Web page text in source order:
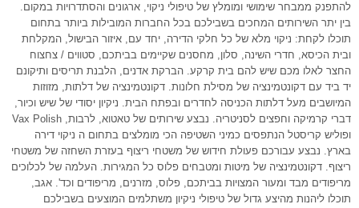
להתפנק ממבחר שימושי ומומלץ של טיפולי ניקוי, ארגונים והסתדרויות במקום.
בין יתר השירותים המחכים בשבילכם בכל החברות המובילות ביותר בתחום
תוכלו לקחת: ניקוי מלא של כל חלקי הדירה, יחד עם, איזור הבישול, המקלחת
ובית הכיסא, חדרי השינה, סלון, מחסנים שקיימים בביתכם, סטווים / צחצוח
החצר לאלו מכם שיש להם בית קרקע. הברקת אדנים, הלבנת תריסים ותיקונם
יד ביד עם דקונטמינציה של מסילת חלונות. דקונטמינציה של דלתות, מזוזות
המיושבים מעל דלתות הכניסה לחדרים ובפתח הבית. ניקיון יסודי של שיש וכיור,
דברי קרמיקה וחפצים לסניטריה. נבצע שירותים של טאטוא, לרבות, Vax Polish
ופוליש קריסטל הנתפסים כמיני השטיפה הכי מומלצים בתחום ה ניקוי דירה
בארץ. נבצע עבורכם פעולת חידוש של משטחי ריצוף בעזרת השחזה של משטחי
ריצוף. דקונטמינציה של מיטות ומטבחים פלוס כל המגירות. העלמה של לכלוכים
מריפודים מבד ומעור המצויות בביתכם, פלוס, מזרנים, מריפודים וכד'. אגב,
תוכלו ליהנות מהיצע גדול של טיפולי ניקיון משתלמים המוצעים בשבילכם